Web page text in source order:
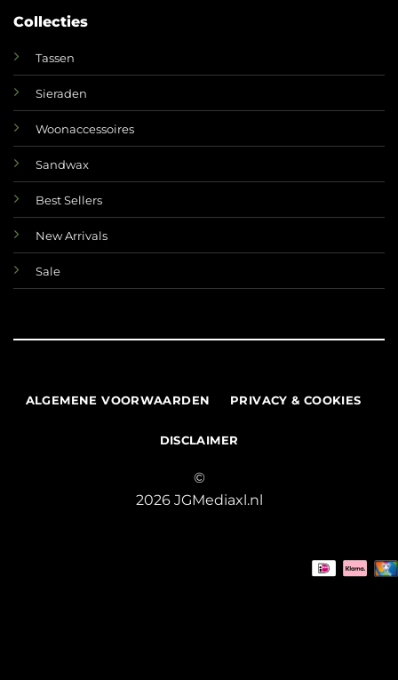
Collecties
Tassen
Sieraden
Woonaccessoires
Sandwax
Best Sellers
New Arrivals
Sale
ALGEMENE VOORWAARDEN PRIVACY & COOKIES
DISCLAIMER
©
2026 JGMediaxl.nl